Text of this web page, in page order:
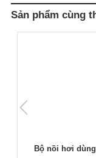
Sản phẩm cùng
Bộ nồi hơi